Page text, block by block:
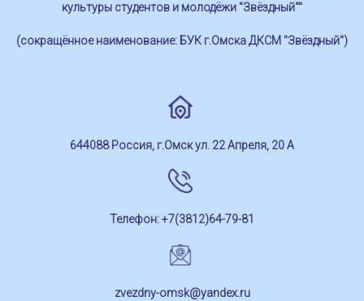
культуры студентов и молодёжи "Звёздный""
(сокращённое наименование: БУК г.Омска ДКСМ "Звёздный")
644088 Россия, г.Омск ул. 22 Апреля, 20 А
Телефон: +7(3812)64-79-81
zvezdny-omsk@yandex.ru